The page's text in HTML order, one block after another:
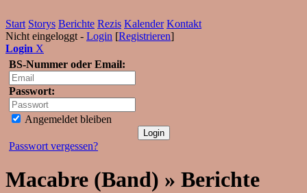
Start Storys Berichte Rezis Kalender Kontakt
Nicht eingeloggt - Login [Registrieren]
Login X
BS-Nummer oder Email:
Passwort:
Angemeldet bleiben
Passwort vergessen?
Macabre (Band) » Berichte